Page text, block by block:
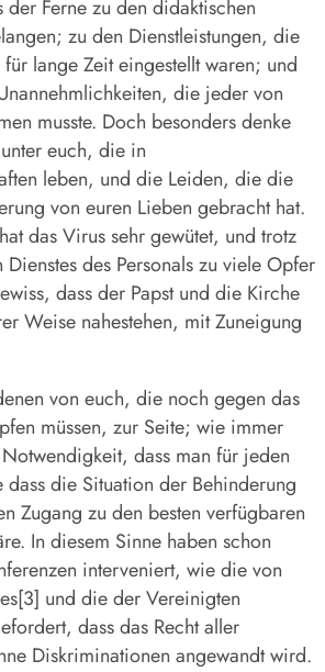
der Ferne zu den didaktischen
zu den Dienstleistungen, die
lange Zeit eingestellt waren; und
die jeder von
musste. Doch besonders denke
euch, die in
leben, und die Leiden, die die
von euren Lieben gebracht hat.
das Virus sehr gewütet, und trotz
des Personals zu viele Opfer
dass der Papst und die Kirche
Weise nahestehen, mit Zuneigung
von euch, die noch gegen das
müssen, zur Seite; wie immer
dass man für jeden
die Situation der Behinderung
Zugang zu den besten verfügbaren
In diesem Sinne haben schon
interveniert, wie die von
und die der Vereinigten
dass das Recht aller
Diskriminationen angewandt wird.